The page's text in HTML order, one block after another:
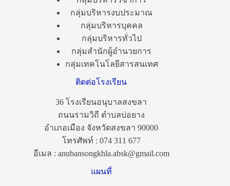
กลุ่มบริหารงบประมาณ
กลุ่มบริหารบุคคล
กลุ่มบริหารทั่วไป
กลุ่มสำนักผู้อำนวยการ
กลุ่มเทคโนโลยีสารสนเทศ
ติดต่อโรงเรียน
36 โรงเรียนอนุบาลสงขลา
ถนนรามวิถี ตำบลบ่อยาง
อำเภอเมือง จังหวัดสงขลา 90000
โทรศัพท์ : 074 311 677
อีเมล : anubansongkhla.absk@gmail.com
แผนที่